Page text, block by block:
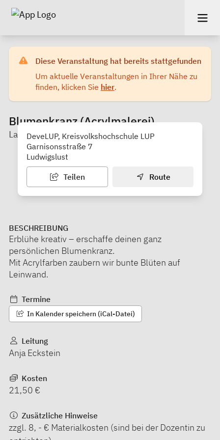
Diese Veranstaltung hat bereits stattgefunden
Um aktuelle Veranstaltungen in Ihrer Nähe zu
finden, klicken Sie hier.
Blumenkranz (Acrylmalerei)
Landkreis LUP / Kreisvolkshochschule LUP
DeveLUP, Kreisvolkshochschule LUP
Garnisonsstraße 7
Ludwigslust
Teilen Route
BESCHREIBUNG
Erblühe kreativ – erschaffe deinen ganz
persönlichen Blumenkranz.
Mit Acrylfarben zaubern wir bunte Blüten auf
Leinwand.
Termine
In Kalender speichern (iCal-Datei)
Leitung
Anja Eckstein
Kosten
21,50 €
Zusätzliche Hinweise
zzgl. 8, - € Materialkosten (sind bei der Dozentin zu